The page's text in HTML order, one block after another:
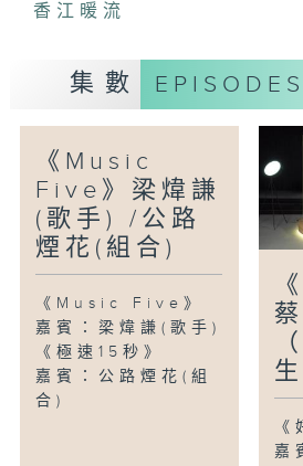
香江暖流
集數 EPISODES
《Music
Five》梁煒謙
(歌手) /公路
煙花(組合)
《Music Five》
嘉賓：梁煒謙(歌手)
《極速15秒》
嘉賓：公路煙花(組
合)
生
嘉